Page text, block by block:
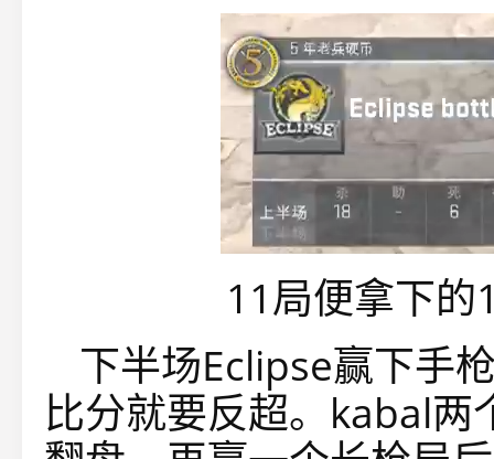
11局便拿下
下半场Eclipse赢下手
比分就要反超。kabal两